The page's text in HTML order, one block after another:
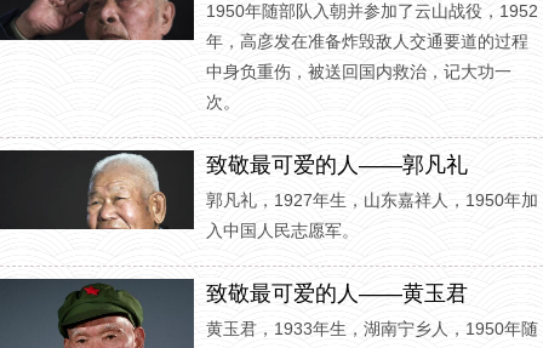
1950年随部队入朝并参加了云山战役，1952
年，高彦发在准备炸毁敌人交通要道的过程
中身负重伤，被送回国内救治，记大功一
次。
致敬最可爱的人——郭凡礼
郭凡礼，1927年生，山东嘉祥人，1950年加
入中国人民志愿军。
致敬最可爱的人——黄玉君
黄玉君，1933年生，湖南宁乡人，1950年随